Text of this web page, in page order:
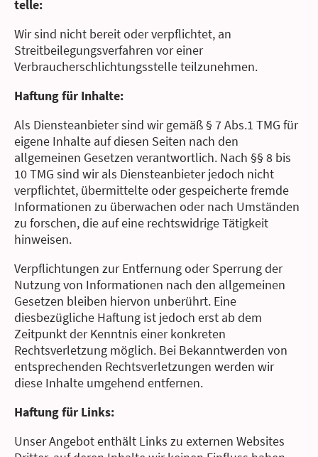
telle:
Wir sind nicht bereit oder verpflichtet, an
Streitbeilegungsverfahren vor einer
Verbraucherschlichtungsstelle teilzunehmen.
Haftung für Inhalte:
Als Diensteanbieter sind wir gemäß § 7 Abs.1 TMG für
eigene Inhalte auf diesen Seiten nach den
allgemeinen Gesetzen verantwortlich. Nach §§ 8 bis
10 TMG sind wir als Diensteanbieter jedoch nicht
verpflichtet, übermittelte oder gespeicherte fremde
Informationen zu überwachen oder nach Umständen
zu forschen, die auf eine rechtswidrige Tätigkeit
hinweisen.
Verpflichtungen zur Entfernung oder Sperrung der
Nutzung von Informationen nach den allgemeinen
Gesetzen bleiben hiervon unberührt. Eine
diesbezügliche Haftung ist jedoch erst ab dem
Zeitpunkt der Kenntnis einer konkreten
Rechtsverletzung möglich. Bei Bekanntwerden von
entsprechenden Rechtsverletzungen werden wir
diese Inhalte umgehend entfernen.
Haftung für Links:
Unser Angebot enthält Links zu externen Websites